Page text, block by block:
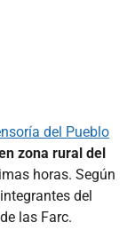
del Pueblo
zona rural del
horas. Según
del
las Farc.